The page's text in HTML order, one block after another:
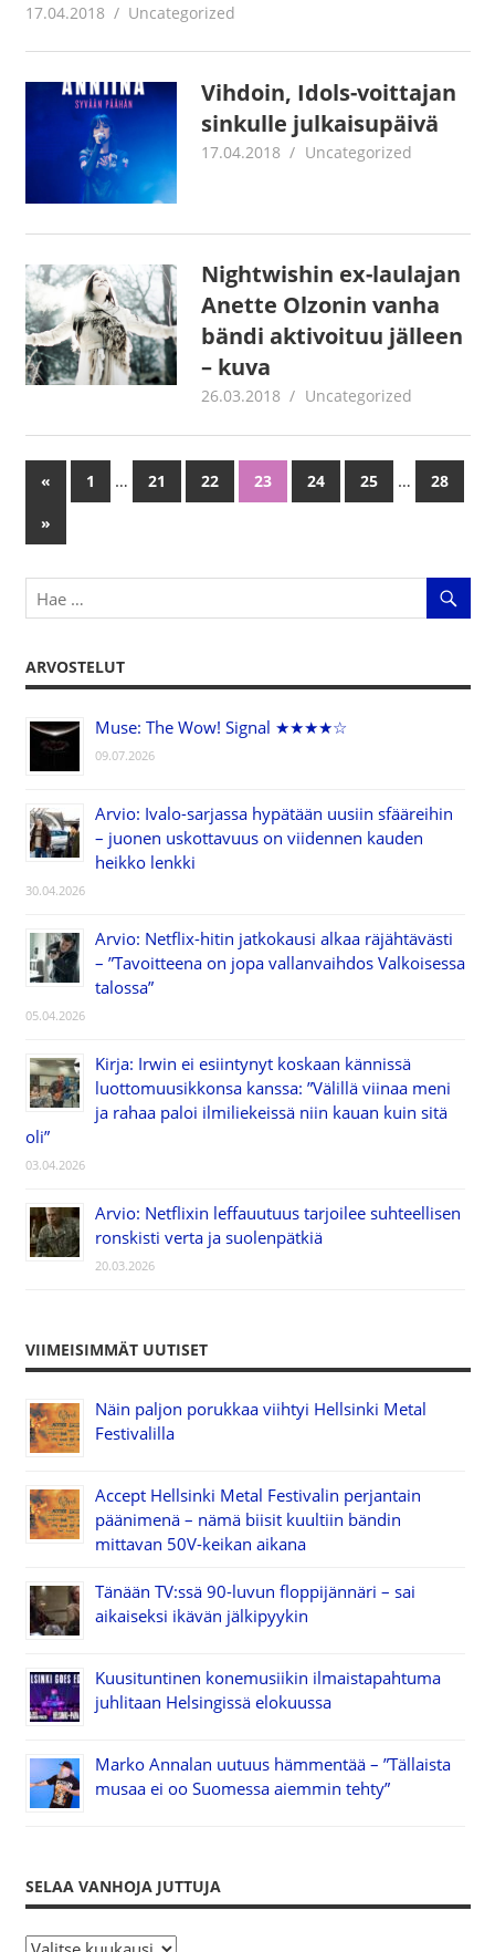
17.04.2018 Juha Kaunisto
Uncategorized
Vihdoin, Idols-voittajan
sinkulle julkaisupäivä
17.04.2018 Juha Kaunisto
Uncategorized
Nightwishin ex-laulajan
Anette Olzonin vanha
bändi aktivoituu jälleen
– kuva
26.03.2018 Juha Kaunisto
Uncategorized
Artikkelien
selaus
« Previous
Posts
1 … 21 22 23 24 25 …
28
Next
Posts
»
ARVOSTELUT
Muse: The Wow! Signal ★★★★☆
09.07.2026
Arvio: Ivalo-sarjassa hypätään uusiin sfääreihin
– juonen uskottavuus on viidennen kauden
heikko lenkki
30.04.2026
Arvio: Netflix-hitin jatkokausi alkaa räjähtävästi
– ”Tavoitteena on jopa vallanvaihdos Valkoisessa
talossa”
05.04.2026
Kirja: Irwin ei esiintynyt koskaan kännissä
luottomuusikkonsa kanssa: ”Välillä viinaa meni
ja rahaa paloi ilmiliekeissä niin kauan kuin sitä
oli”
03.04.2026
Arvio: Netflixin leffauutuus tarjoilee suhteellisen
ronskisti verta ja suolenpätkiä
20.03.2026
VIIMEISIMMÄT UUTISET
Näin paljon porukkaa viihtyi Hellsinki Metal
Festivalilla
Accept Hellsinki Metal Festivalin perjantain
päänimenä – nämä biisit kuultiin bändin
mittavan 50V-keikan aikana
Tänään TV:ssä 90-luvun floppijännäri – sai
aikaiseksi ikävän jälkipyykin
Kuusituntinen konemusiikin ilmaistapahtuma
juhlitaan Helsingissä elokuussa
Marko Annalan uutuus hämmentää – ”Tällaista
musaa ei oo Suomessa aiemmin tehty”
SELAA VANHOJA JUTTUJA